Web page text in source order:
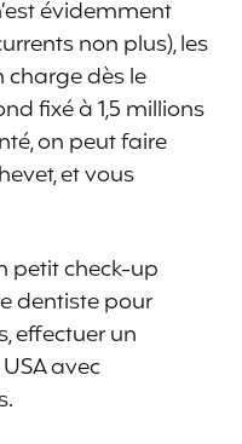
évidemment
non plus), les
dès le
fixé à 1,5 millions
on peut faire
et vous
petit check-up
dentiste pour
effectuer un
avec